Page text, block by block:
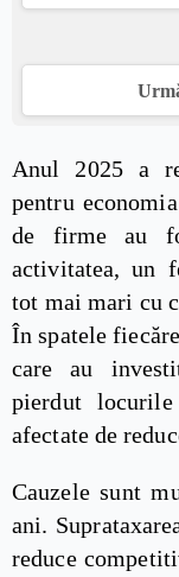
Anul 2025 a
pentru
de firme au
activitatea, un
tot mai mari cu
În spatele
care au
pierdut
afectate de
Cauzele sunt
ani.
reduce